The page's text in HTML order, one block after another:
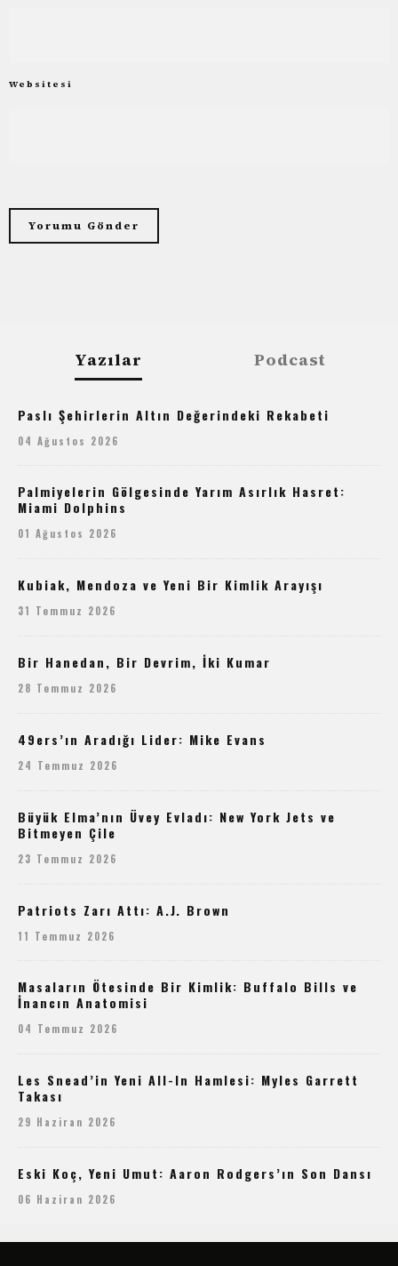
Websitesi
Yazılar Podcast
Paslı Şehirlerin Altın Değerindeki Rekabeti
04 Ağustos 2026
Palmiyelerin Gölgesinde Yarım Asırlık Hasret:
Miami Dolphins
01 Ağustos 2026
Kubiak, Mendoza ve Yeni Bir Kimlik Arayışı
31 Temmuz 2026
Bir Hanedan, Bir Devrim, İki Kumar
28 Temmuz 2026
49ers’ın Aradığı Lider: Mike Evans
24 Temmuz 2026
Büyük Elma’nın Üvey Evladı: New York Jets ve
Bitmeyen Çile
23 Temmuz 2026
Patriots Zarı Attı: A.J. Brown
11 Temmuz 2026
Masaların Ötesinde Bir Kimlik: Buffalo Bills ve
İnancın Anatomisi
04 Temmuz 2026
Les Snead’in Yeni All-In Hamlesi: Myles Garrett
Takası
29 Haziran 2026
Eski Koç, Yeni Umut: Aaron Rodgers’ın Son Dansı
06 Haziran 2026